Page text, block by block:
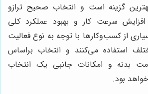
گزینه است و انتخاب صحیح ترازو
سرعت کار و بهبود عملکرد کلی
از کسب‌وکارها با توجه به نوع فعالیت
استفاده می‌کنند و انتخاب براساس
بدنه و امکانات جانبی یک انتخاب
بود.